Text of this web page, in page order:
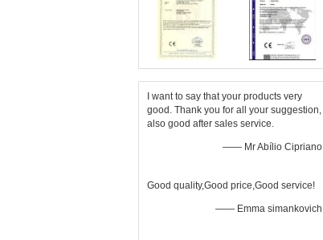
I want to say that your products very
good. Thank you for all your suggestion,
also good after sales service.
—— Mr Abílio Cipriano
Good quality,Good price,Good service!
—— Emma simankovich